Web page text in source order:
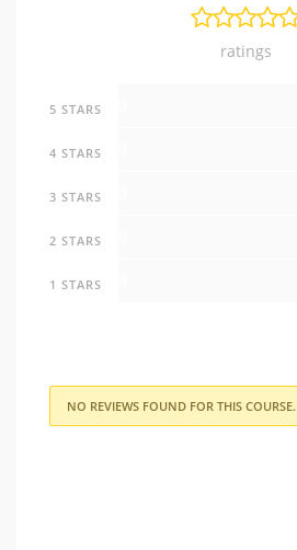
ratings
5 STARS
4 STARS
3 STARS
2 STARS
1 STARS
NO REVIEWS FOUND FOR THIS COURSE.